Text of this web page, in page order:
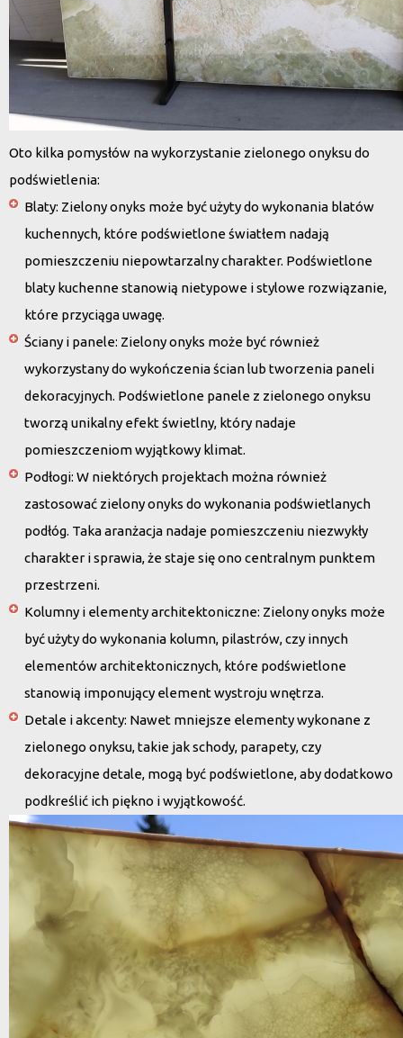
Oto kilka pomysłów na wykorzystanie zielonego onyksu do
podświetlenia:
Blaty: Zielony onyks może być użyty do wykonania blatów
kuchennych, które podświetlone światłem nadają
pomieszczeniu niepowtarzalny charakter. Podświetlone
blaty kuchenne stanowią nietypowe i stylowe rozwiązanie,
które przyciąga uwagę.
Ściany i panele: Zielony onyks może być również
wykorzystany do wykończenia ścian lub tworzenia paneli
dekoracyjnych. Podświetlone panele z zielonego onyksu
tworzą unikalny efekt świetlny, który nadaje
pomieszczeniom wyjątkowy klimat.
Podłogi: W niektórych projektach można również
zastosować zielony onyks do wykonania podświetlanych
podłóg. Taka aranżacja nadaje pomieszczeniu niezwykły
charakter i sprawia, że staje się ono centralnym punktem
przestrzeni.
Kolumny i elementy architektoniczne: Zielony onyks może
być użyty do wykonania kolumn, pilastrów, czy innych
elementów architektonicznych, które podświetlone
stanowią imponujący element wystroju wnętrza.
Detale i akcenty: Nawet mniejsze elementy wykonane z
zielonego onyksu, takie jak schody, parapety, czy
dekoracyjne detale, mogą być podświetlone, aby dodatkowo
podkreślić ich piękno i wyjątkowość.